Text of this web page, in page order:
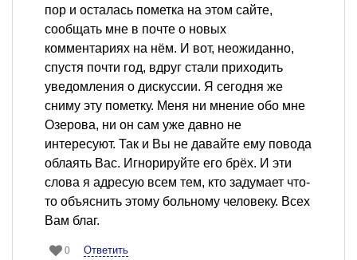
пор и осталась пометка на этом сайте,
сообщать мне в почте о новых
комментариях на нём. И вот, неожиданно,
спустя почти год, вдруг стали приходить
уведомления о дискуссии. Я сегодня же
сниму эту пометку. Меня ни мнение обо мне
Озерова, ни он сам уже давно не
интересуют. Так и Вы не давайте ему повода
облаять Вас. Игнорируйте его брёх. И эти
слова я адресую всем тем, кто задумает что-
то объяснить этому больному человеку. Всех
Вам благ.
0 Ответить